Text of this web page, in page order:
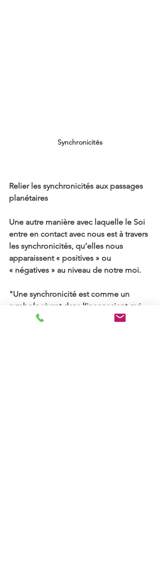
Synchronicités
Relier les synchronicités aux passages
planétaires
Une autre manière avec laquelle le Soi
entre en contact avec nous est à travers
les synchronicités, qu’elles nous
apparaissent « positives » ou
« négatives » au niveau de notre moi.
"Une synchronicité est comme un
symbole vivant dans l’inconscient qui
vient « déborder » dans le réel